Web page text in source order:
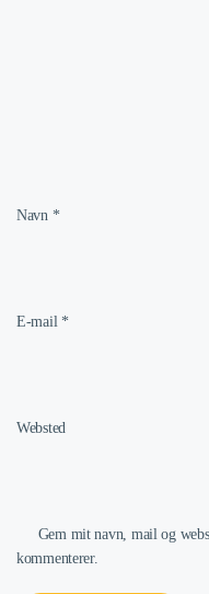
Navn *
E-mail *
Websted
Gem mit navn, mail og
kommenterer.